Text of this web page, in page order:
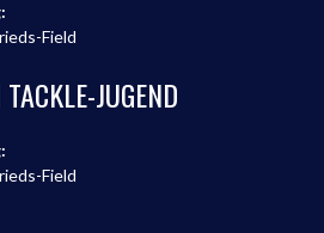
Field
JUGEND
Field